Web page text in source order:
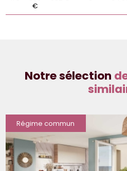
€
Notre sélection
Régime commun